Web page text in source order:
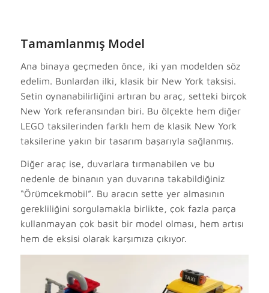
Tamamlanmış Model
Ana binaya geçmeden önce, iki yan modelden söz
edelim. Bunlardan ilki, klasik bir New York taksisi.
Setin oynanabilirliğini artıran bu araç, setteki birçok
New York referansından biri. Bu ölçekte hem diğer
LEGO taksilerinden farklı hem de klasik New York
taksilerine yakın bir tasarım başarıyla sağlanmış.
Diğer araç ise, duvarlara tırmanabilen ve bu
nedenle de binanın yan duvarına takabildiğiniz
“Örümcekmobil”. Bu aracın sette yer almasının
gerekliliğini sorgulamakla birlikte, çok fazla parça
kullanmayan çok basit bir model olması, hem artısı
hem de eksisi olarak karşımıza çıkıyor.